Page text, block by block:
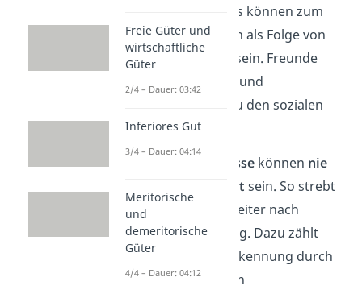
erleiden. Das können zum
Beispiel Depressionen als Folge von
fehlenden Freunden sein. Freunde
zählen neben Familie und
Beziehungspartner zu den sozialen
Bedürfnissen.
Wachstumsbedürfnisse können nie
vollständig befriedigt sein. So strebt
der Mensch immer weiter nach
Bedürfnisbefriedigung. Dazu zählt
zum Beispiel die Anerkennung durch
Mitmenschen, also ein
Freie Güter und
wirtschaftliche
Güter
2/4 – Dauer: 03:42
Inferiores Gut
3/4 – Dauer: 04:14
Meritorische
und
demeritorische
Güter
4/4 – Dauer: 04:12